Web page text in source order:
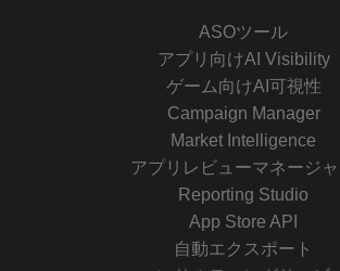
ASOツール
アプリ向けAI Visibility
ゲーム向けAI可視性
Campaign Manager
Market Intelligence
アプリレビューマネージ
Reporting Studio
App Store API
自動エクスポート